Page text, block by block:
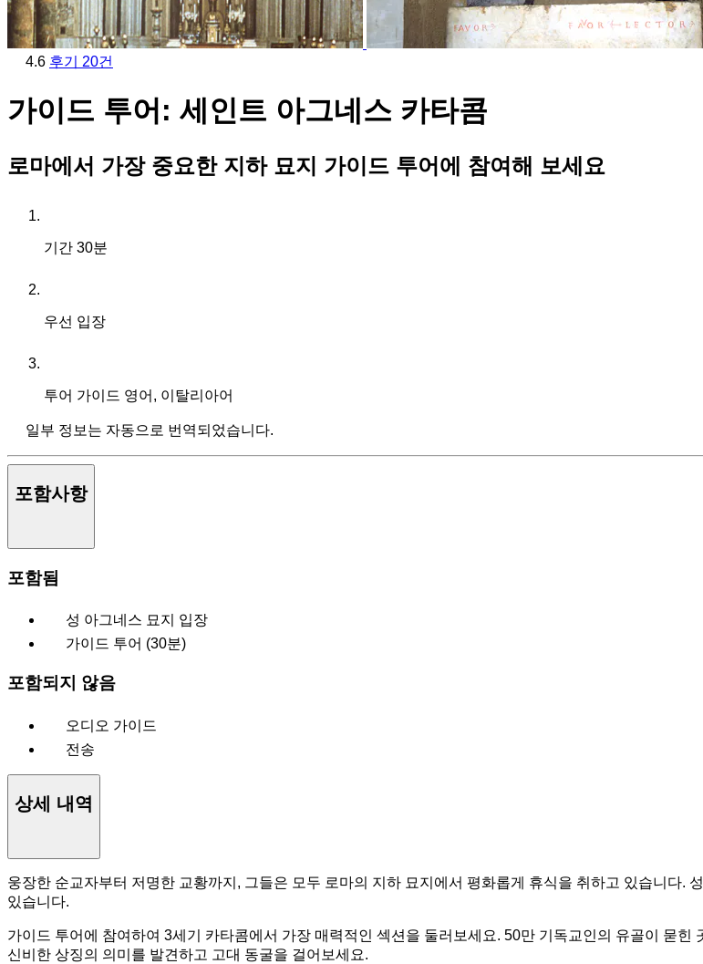
4.6 후기 20건
가이드 투어: 세인트 아그네스 카타콤
로마에서 가장 중요한 지하 묘지 가이드 투어에 참여해 보세요
기간 30분
우선 입장
투어 가이드 영어, 이탈리아어
일부 정보는 자동으로 번역되었습니다.
포함사항
포함됨
성 아그네스 묘지 입장
가이드 투어 (30분)
포함되지 않음
오디오 가이드
전송
상세 내역
웅장한 순교자부터 저명한 교황까지, 그들은 모두 로마의 지하 묘지에서 평화롭게 휴식을 취하고 있습니다.
있습니다.
가이드 투어에 참여하여 3세기 카타콤에서 가장 매력적인 섹션을 둘러보세요. 50만 기독교인의 유골이 묻
신비한 상징의 의미를 발견하고 고대 동굴을 걸어보세요.